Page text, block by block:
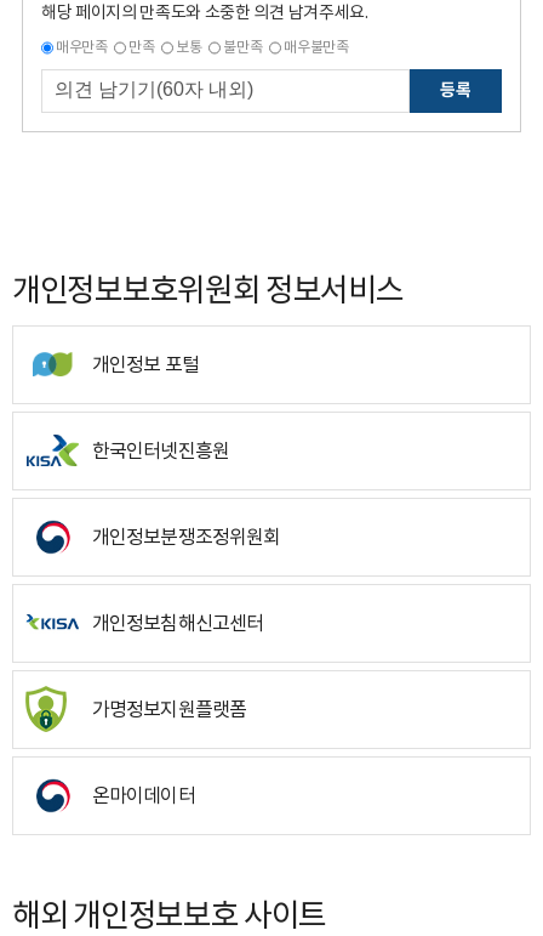
해당 페이지의 만족도와 소중한 의견 남겨주세요.
매우만족 만족 보통 불만족 매우불만족
등록
개인정보보호위원회 정보서비스
개인정보 포털
한국인터넷진흥원
개인정보분쟁조정위원회
개인정보침해신고센터
가명정보지원플랫폼
온마이데이터
해외 개인정보보호 사이트